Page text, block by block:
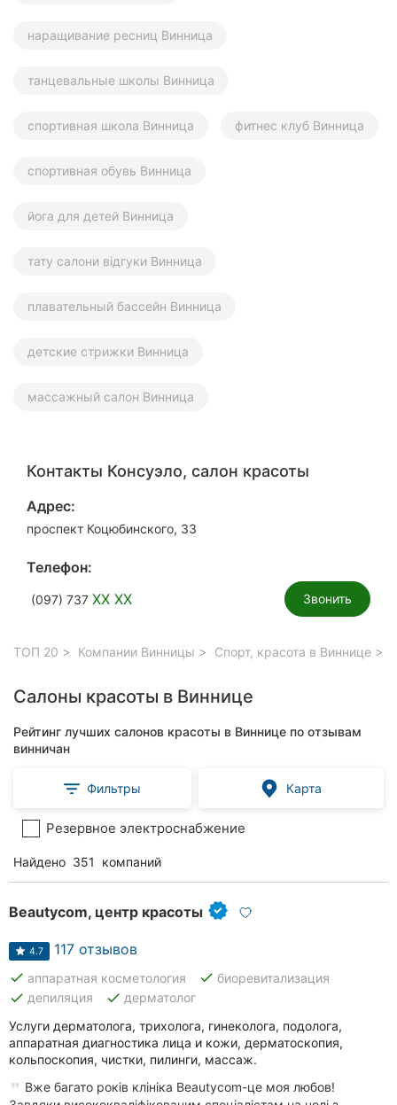
наращивание ресниц Винница
танцевальные школы Винница
спортивная школа Винница фитнес клуб Винница
спортивная обувь Винница
йога для детей Винница
тату салони відгуки Винница
плавательный бассейн Винница
детские стрижки Винница
массажный салон Винница
Контакты Консуэло, салон красоты
Адрес:
проспект Коцюбинского, 33
Телефон:
(097) 737 XX XX Звонить
ТОП 20 Компании Винницы Спорт, красота в Виннице
Салоны красоты в Виннице
Рейтинг лучших салонов красоты в Виннице по отзывам
винничан
Фильтры Карта
Резервное электроснабжение
Найдено 351 компаний
Beautycom, центр красоты
4.7 117 отзывов
done аппаратная косметология done биоревитализация
done депиляция done дерматолог
Услуги дерматолога, трихолога, гинеколога, подолога,
аппаратная диагностика лица и кожи, дерматоскопия,
кольпоскопия, чистки, пилинги, массаж.
Вже багато років клініка Beautycom-це моя любов!